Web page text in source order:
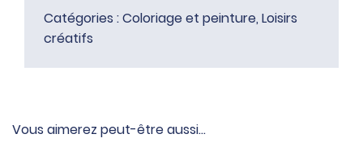
Catégories :Coloriage et peinture, Loisirs
créatifs
Vous aimerez peut-être aussi…